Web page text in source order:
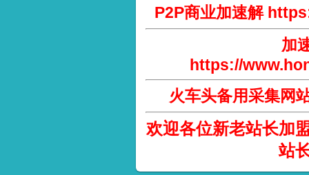
P2P商业加速解
加
https://
火车头备用采集网
欢迎各位新老站长加
站